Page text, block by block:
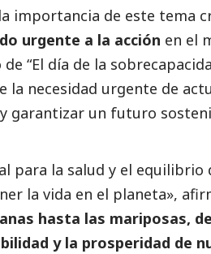
importancia de este tema
urgente a la acción en el
“El día de la
la necesidad urgente de
garantizar un futuro
para la salud y el equilibrio
la vida en el planeta»,
hasta las mariposas,
y la prosperidad de